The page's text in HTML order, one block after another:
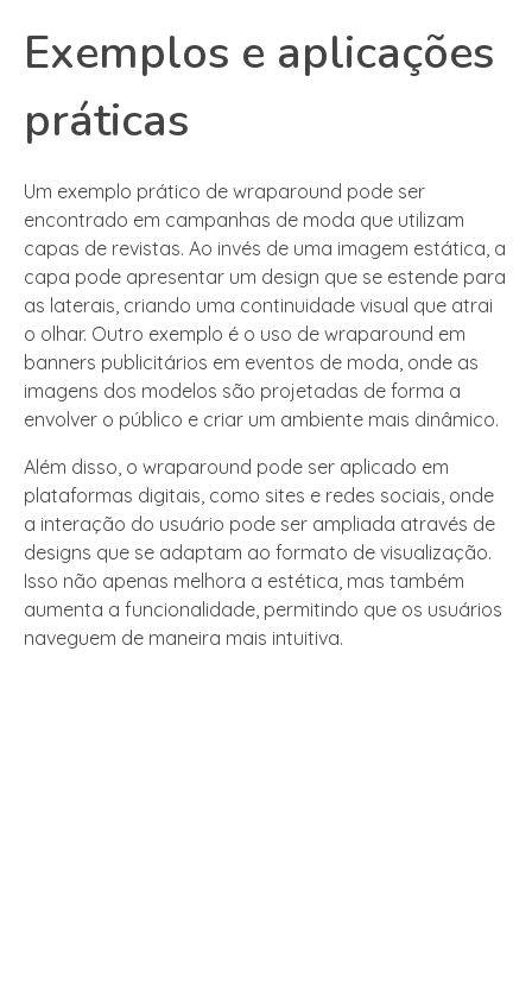
Exemplos e aplicações
práticas
Um exemplo prático de wraparound pode ser
encontrado em campanhas de moda que utilizam
capas de revistas. Ao invés de uma imagem estática, a
capa pode apresentar um design que se estende para
as laterais, criando uma continuidade visual que atrai
o olhar. Outro exemplo é o uso de wraparound em
banners publicitários em eventos de moda, onde as
imagens dos modelos são projetadas de forma a
envolver o público e criar um ambiente mais dinâmico.
Além disso, o wraparound pode ser aplicado em
plataformas digitais, como sites e redes sociais, onde
a interação do usuário pode ser ampliada através de
designs que se adaptam ao formato de visualização.
Isso não apenas melhora a estética, mas também
aumenta a funcionalidade, permitindo que os usuários
naveguem de maneira mais intuitiva.